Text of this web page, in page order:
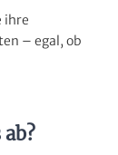
ihre
– egal, ob